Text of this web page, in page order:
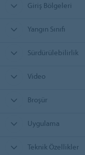
Giriş Bölgeleri
Yangın Sınıfı
Sürdürülebilirlik
Video
Broşür
Uygulama
Teknik Özellikler